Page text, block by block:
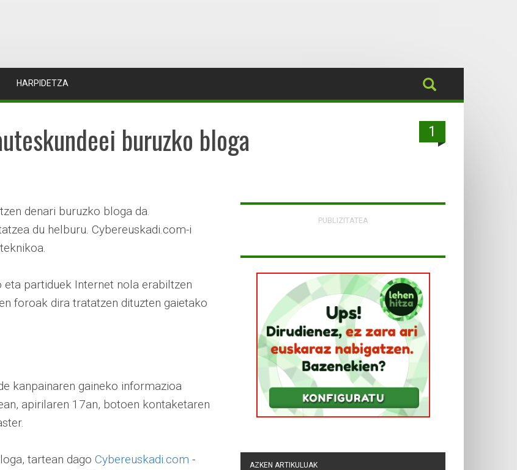
HARPIDETZA
1
buruzko bloga
denari buruzko bloga da.
du helburu. Cybereuskadi.com-i
eta partiduek Internet nola erabiltzen
foroak dira tratatzen dituzten gaietako
kanpainaren gaineko informazioa
apirilaren 17an, botoen kontaketaren
tartean dago Cybereuskadi.com -
PUBLIZITATEA
AZKEN ARTIKULUAK